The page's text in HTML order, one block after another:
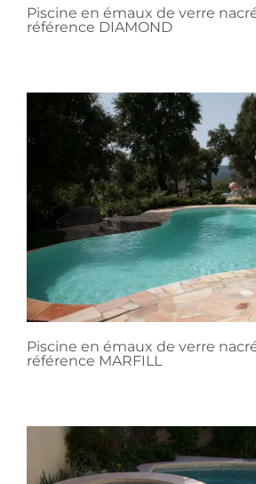
Piscine en émaux de verre
référence DIAMOND
Piscine en émaux de verre
référence MARFILL